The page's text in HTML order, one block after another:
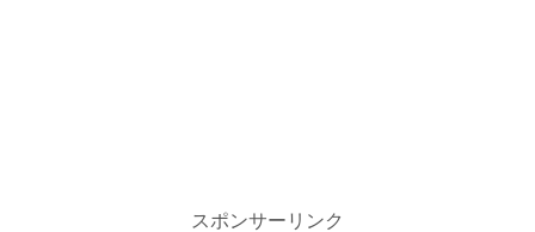
スポンサーリンク